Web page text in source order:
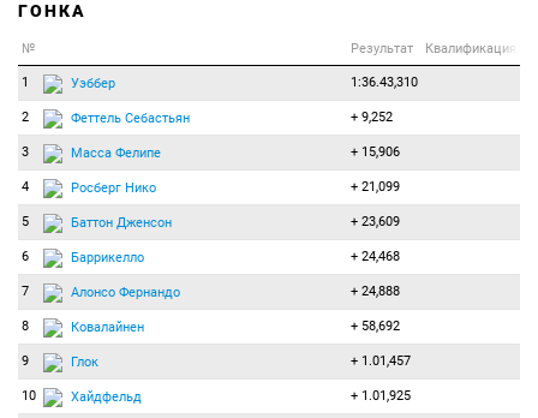
ГОНКА
№ Результат Квалификация
1 Уэббер 1:36.43,310
2 Феттель Себастьян + 9,252
3 Масса Фелипе + 15,906
4 Росберг Нико + 21,099
5 Баттон Дженсон + 23,609
6 Баррикелло + 24,468
7 Алонсо Фернандо + 24,888
8 Ковалайнен + 58,692
9 Глок + 1.01,457
10 Хайдфельд + 1.01,925